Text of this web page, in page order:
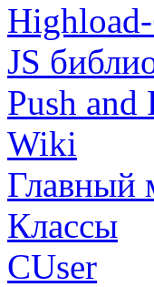
JS
Push and
Wiki
Главный
Классы
CUser